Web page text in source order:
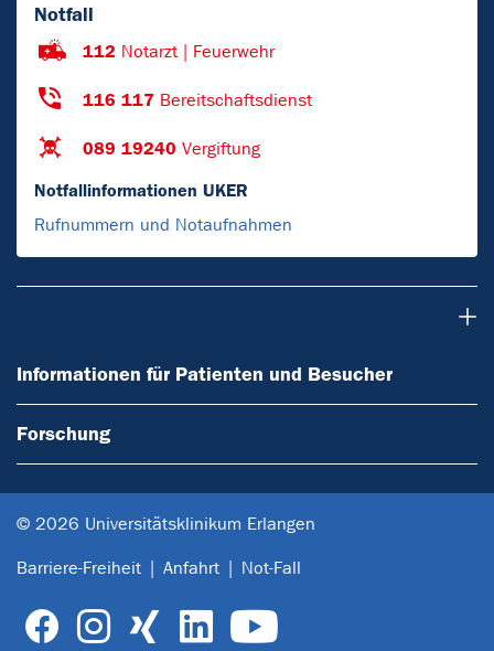
Notfall
112 Notarzt | Feuerwehr
116 117 Bereitschaftsdienst
089 19240 Vergiftung
Notfallinformationen UKER
Rufnummern und Notaufnahmen
Informationen für Patienten und Besucher
Forschung
© 2026 Universitätsklinikum Erlangen
Barriere-Freiheit Anfahrt Not-Fall